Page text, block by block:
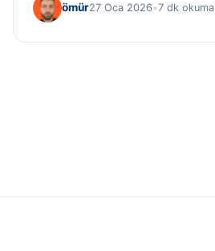
ömür27 Oca 2026 •7 dk okuma